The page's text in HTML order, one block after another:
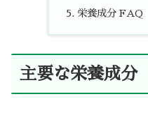
栄養成分 FAQ
主要な栄養成分